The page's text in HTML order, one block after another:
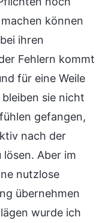
können
ihren
Fehlern kommt
für eine Weile
sie nicht
gefangen,
nach der
lösen. Aber im
nutzlose
übernehmen
wurde ich